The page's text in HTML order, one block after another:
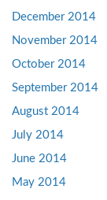
December 2014
November 2014
October 2014
September 2014
August 2014
July 2014
June 2014
May 2014